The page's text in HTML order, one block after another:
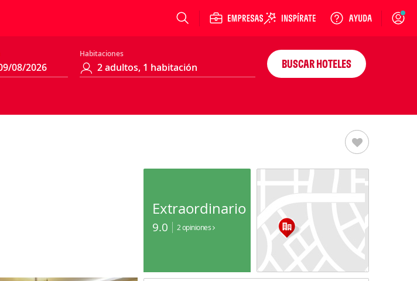
Login
Habitaciones
BUSCAR HOTELES
Extraordinario
9.0 2 opiniones